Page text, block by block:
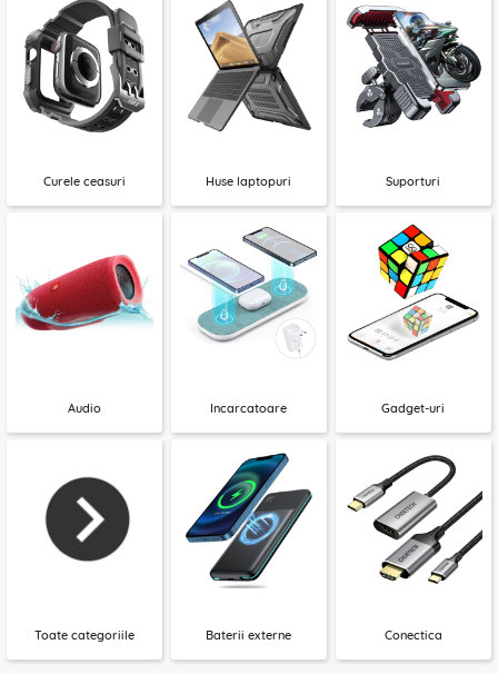
Curele ceasuri Huse laptopuri Suporturi
Audio Incarcatoare Gadget-uri
Toate categoriile Baterii externe Conectica